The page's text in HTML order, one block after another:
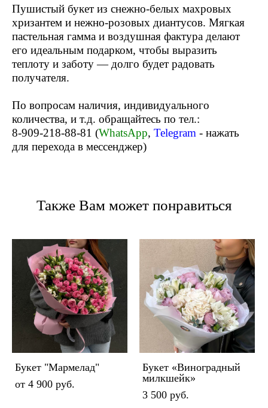
Пушистый букет из снежно‑белых махровых
хризантем и нежно‑розовых диантусов. Мягкая
пастельная гамма и воздушная фактура делают
его идеальным подарком, чтобы выразить
теплоту и заботу — долго будет радовать
получателя.
По вопросам наличия, индивидуального
количества, и т.д. обращайтесь по тел.:
8-909-218-88-81 (WhatsApp, Telegram - нажать
для перехода в мессенджер)
Также Вам может понравиться
Букет "Мармелад"
от 4 900 pуб.
Букет «Виноградный
милкшейк»
3 500 pуб.